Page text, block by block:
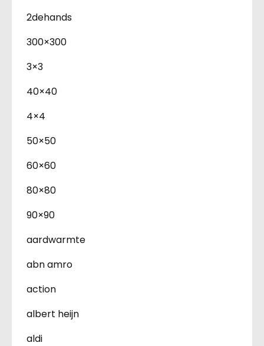
2dehands
300×300
3×3
40×40
4×4
50×50
60×60
80×80
90×90
aardwarmte
abn amro
action
albert heijn
aldi